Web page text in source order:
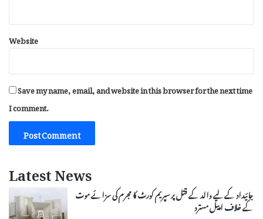
Website
Save my name, email, and website in this browser for the next time
I comment.
Latest News
جائیداد کے لیے والد کے قتل پر سپریم کورٹ کا مجرم کی سزائے موت
کے خلاف اپیل مسترد